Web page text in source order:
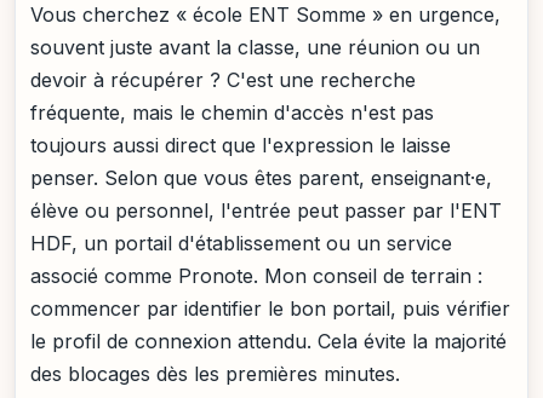
Vous cherchez « école ENT Somme » en urgence,
souvent juste avant la classe, une réunion ou un
devoir à récupérer ? C'est une recherche
fréquente, mais le chemin d'accès n'est pas
toujours aussi direct que l'expression le laisse
penser. Selon que vous êtes parent, enseignant·e,
élève ou personnel, l'entrée peut passer par l'ENT
HDF, un portail d'établissement ou un service
associé comme Pronote. Mon conseil de terrain :
commencer par identifier le bon portail, puis vérifier
le profil de connexion attendu. Cela évite la majorité
des blocages dès les premières minutes.